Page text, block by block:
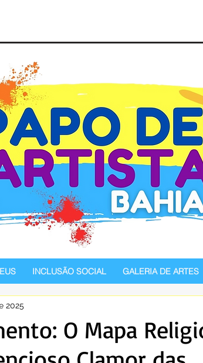
INCLUSÃO SOCIAL GALERIA DE ARTES
O Mapa
2025